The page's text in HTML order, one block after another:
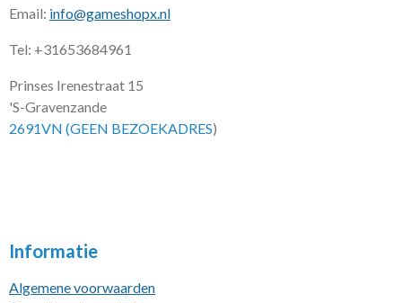
Email: info@gameshopx.nl
Tel: +31653684961
Prinses Irenestraat 15
'S-Gravenzande
2691VN (GEEN BEZOEKADRES)
Informatie
Algemene voorwaarden